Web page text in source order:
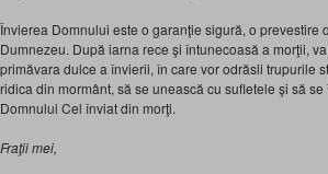
Învierea Domnului este o garanţie sigură, o
Dumnezeu. După iarna rece şi întunecoasă a morţii,
primăvara dulce a învierii, în care vor odrăsli trupurile
ridica din mormânt, să se unească cu sufletele şi să
Domnului Cel înviat din morţi.
Fraţii mei,